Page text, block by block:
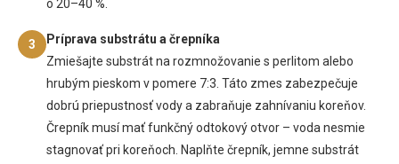
o 20–40 %.
3
Príprava substrátu a črepníka
Zmiešajte substrát na rozmnožovanie s perlitom alebo
hrubým pieskom v pomere 7:3. Táto zmes zabezpečuje
dobrú priepustnosť vody a zabraňuje zahnívaniu koreňov.
Črepník musí mať funkčný odtokový otvor – voda nesmie
stagnovať pri koreňoch. Naplňte črepník, jemne substrát